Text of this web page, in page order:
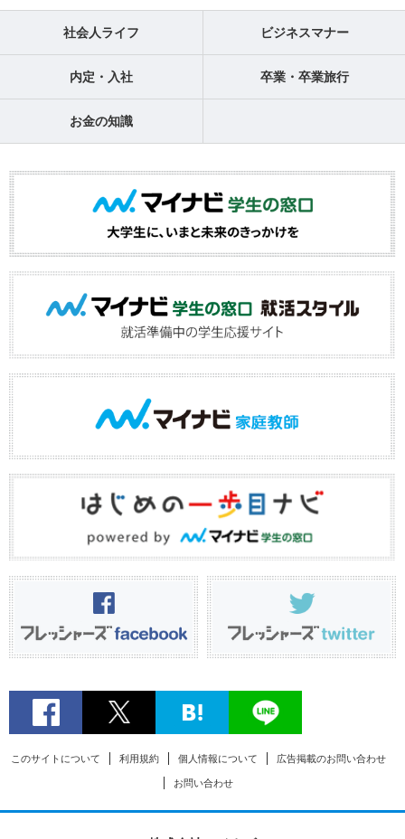
社会人ライフ ビジネスマナー
内定・入社 卒業・卒業旅行
お金の知識
このサイトについて 利用規約 個人情報について 広告掲載のお問い合わせ
お問い合わせ